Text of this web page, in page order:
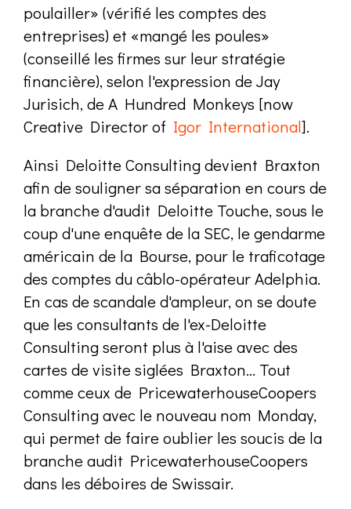
poulailler» (vérifié les comptes des
entreprises) et «mangé les poules»
(conseillé les firmes sur leur stratégie
financière), selon l'expression de Jay
Jurisich, de A Hundred Monkeys [now
Creative Director of Igor International].
Ainsi Deloitte Consulting devient Braxton
afin de souligner sa séparation en cours de
la branche d'audit Deloitte Touche, sous le
coup d'une enquête de la SEC, le gendarme
américain de la Bourse, pour le traficotage
des comptes du câblo-opérateur Adelphia.
En cas de scandale d'ampleur, on se doute
que les consultants de l'ex-Deloitte
Consulting seront plus à l'aise avec des
cartes de visite siglées Braxton... Tout
comme ceux de PricewaterhouseCoopers
Consulting avec le nouveau nom Monday,
qui permet de faire oublier les soucis de la
branche audit PricewaterhouseCoopers
dans les déboires de Swissair.